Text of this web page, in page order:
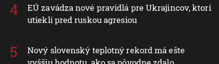
EÚ zavádza nové pravidlá pre Ukrajincov, ktorí
utiekli pred ruskou agresiou
Nový slovenský teplotný rekord má ešte